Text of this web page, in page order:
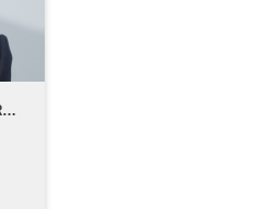
EDGAR GUILLERMO RODRIGUEZ BORRAY